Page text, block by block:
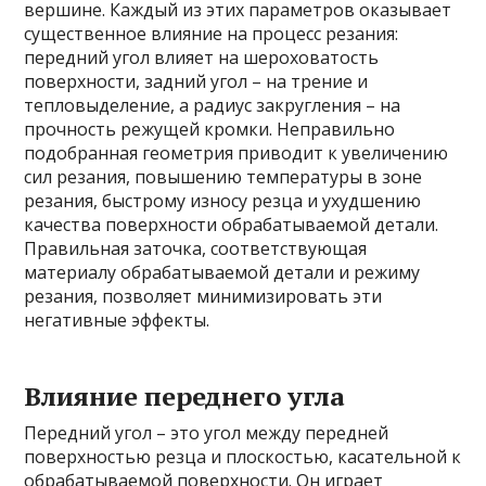
вершине. Каждый из этих параметров оказывает
существенное влияние на процесс резания:
передний угол влияет на шероховатость
поверхности, задний угол – на трение и
тепловыделение, а радиус закругления – на
прочность режущей кромки. Неправильно
подобранная геометрия приводит к увеличению
сил резания, повышению температуры в зоне
резания, быстрому износу резца и ухудшению
качества поверхности обрабатываемой детали.
Правильная заточка, соответствующая
материалу обрабатываемой детали и режиму
резания, позволяет минимизировать эти
негативные эффекты.
Влияние переднего угла
Передний угол – это угол между передней
поверхностью резца и плоскостью, касательной к
обрабатываемой поверхности. Он играет